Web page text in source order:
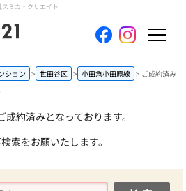
ミカ・クリエイト
ついて
い
い
ション 世田谷区 小田急小田原線 ご成約済み
約済みとなっております。
索をお願いたします。